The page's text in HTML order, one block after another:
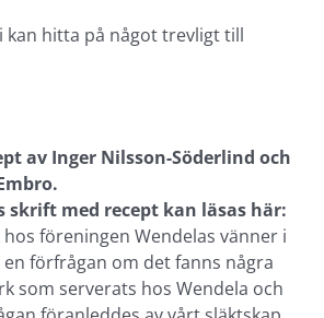
kan hitta på något trevligt till
av Inger Nilsson-Söderlind och
skrift med recept kan läsas här:
föreningen Wendelas vänner i
förfrågan om det fanns några
som serverats hos Wendela och